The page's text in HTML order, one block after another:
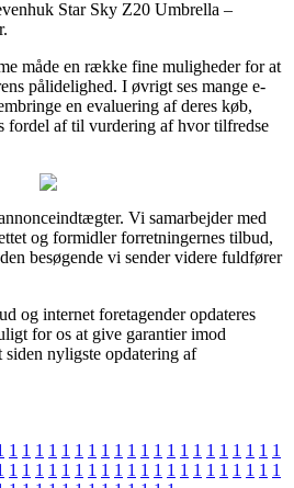
Star Sky Z20 Umbrella –
måde en række fine muligheder for at
pålidelighed. I øvrigt ses mange e-
en evaluering af deres køb,
fordel af til vurdering af hvor tilfredse
Vi samarbejder med
og formidler forretningernes tilbud,
besøgende vi sender videre fuldfører
og internet foretagender opdateres
for os at give garantier imod
nyligste opdatering af
1 1 1 1 1 1 1 1 1 1 1 1 1 1 1 1 1 1 1 1 1
1 1 1 1 1 1 1 1 1 1 1 1 1 1 1 1 1 1 1 1 1